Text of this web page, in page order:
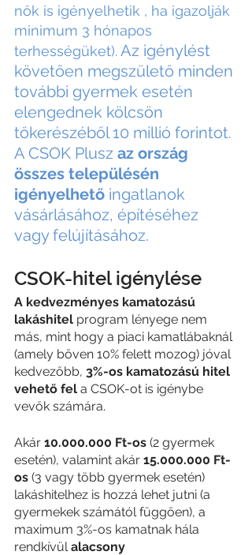
nők is igényelhetik , ha igazolják
minimum 3 hónapos
terhességüket). Az igénylést
követően megszülető minden
további gyermek esetén
elengednek kölcsön
tőkerészéből 10 millió forintot.
A CSOK Plusz az ország
összes településén
igényelhető ingatlanok
vásárlásához, építéséhez
vagy felújításához.
CSOK-hitel igénylése
A kedvezményes kamatozású
lakáshitel program lényege nem
más, mint hogy a piaci kamatlábaknál
(amely bőven 10% felett mozog) jóval
kedvezőbb, 3%-os kamatozású hitel
vehető fel a CSOK-ot is igénybe
vevők számára.
Akár 10.000.000 Ft-os (2 gyermek
esetén), valamint akár 15.000.000 Ft-
os (3 vagy több gyermek esetén)
lakáshitelhez is hozzá lehet jutni (a
gyermekek számától függően), a
maximum 3%-os kamatnak hála
rendkívül alacsony